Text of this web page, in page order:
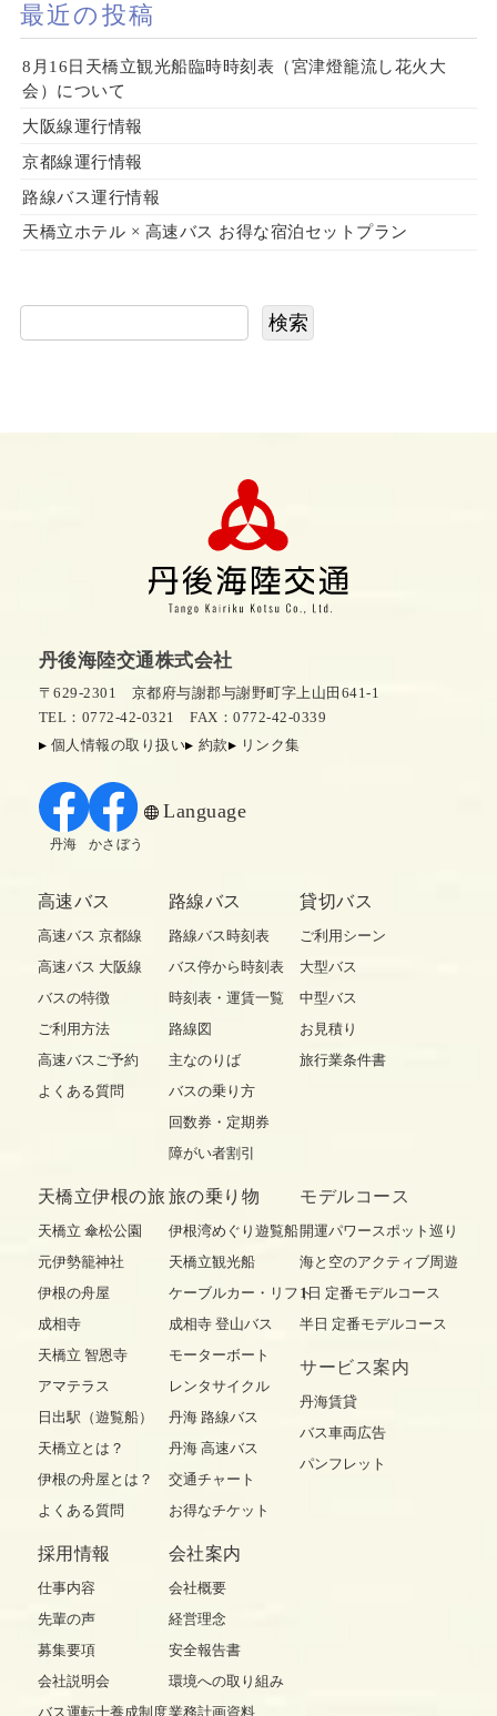
最近の投稿
8月16日天橋立観光船臨時時刻表（宮津燈籠流し花火大
会）について
大阪線運行情報
京都線運行情報
路線バス運行情報
天橋立ホテル × 高速バス お得な宿泊セットプラン
検索
丹後海陸交通株式会社
〒629-2301 京都府与謝郡与謝野町字上山田641-1
TEL：0772-42-0321
FAX：0772-42-0339
個人情報の取り扱い
約款 リンク集
Language
丹海 かさぼう
高速バス
高速バス 京都線
高速バス 大阪線
バスの特徴
ご利用方法
高速バスご予約
よくある質問
路線バス
路線バス時刻表
バス停から時刻表
時刻表・運賃一覧
路線図
主なのりば
バスの乗り方
回数券・定期券
障がい者割引
貸切バス
ご利用シーン
大型バス
中型バス
お見積り
旅行業条件書
天橋立伊根の旅
天橋立 傘松公園
元伊勢籠神社
伊根の舟屋
成相寺
天橋立 智恩寺
アマテラス
日出駅（遊覧船）
天橋立とは？
伊根の舟屋とは？
よくある質問
旅の乗り物
伊根湾めぐり遊覧船
天橋立観光船
ケーブルカー・リフト
成相寺 登山バス
モーターボート
レンタサイクル
丹海 路線バス
丹海 高速バス
交通チャート
お得なチケット
モデルコース
開運パワースポット巡り
海と空のアクティブ周遊
1日 定番モデルコース
半日 定番モデルコース
サービス案内
丹海賃貸
バス車両広告
パンフレット
採用情報
仕事内容
先輩の声
募集要項
会社説明会
バス運転士養成制度
会社案内
会社概要
経営理念
安全報告書
環境への取り組み
業務計画資料